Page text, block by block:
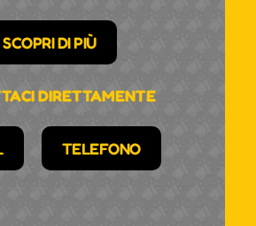
SCOPRI DI PIÙ
DIRETTAMENTE
TELEFONO